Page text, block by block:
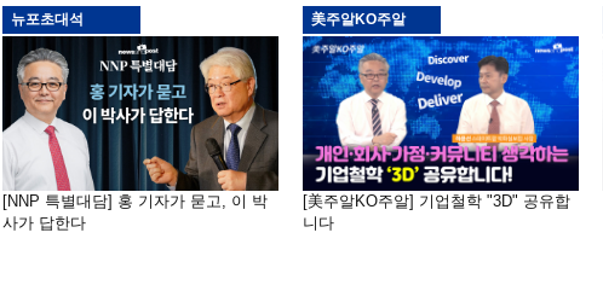
뉴포초대석
[NNP 특별대담] 홍 기자가 묻고, 이 박
사가 답한다
美주알KO주알
[美주알KO주알] 기업철학 "3D" 공유합
니다